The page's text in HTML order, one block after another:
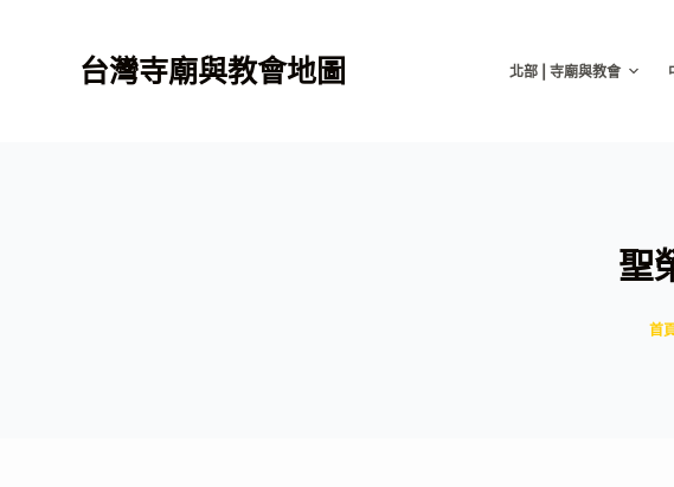
台灣寺廟與教會地圖 北部 | 寺廟與教會
聖
首